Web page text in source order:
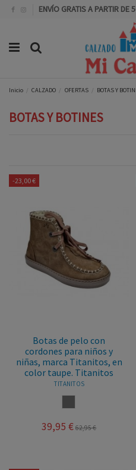
ENVÍO GRATIS A PARTIR DE
Inicio CALZADO OFERTAS BOTAS Y
BOTAS Y BOTINES
-23,00 €
Botas de pelo con
cordones para niños y
niñas, marca Titanitos, en
color taupe. Titanitos
TITANITOS
39,95 € 62,95 €